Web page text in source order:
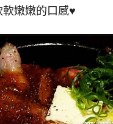
軟嫩嫩的口感♥